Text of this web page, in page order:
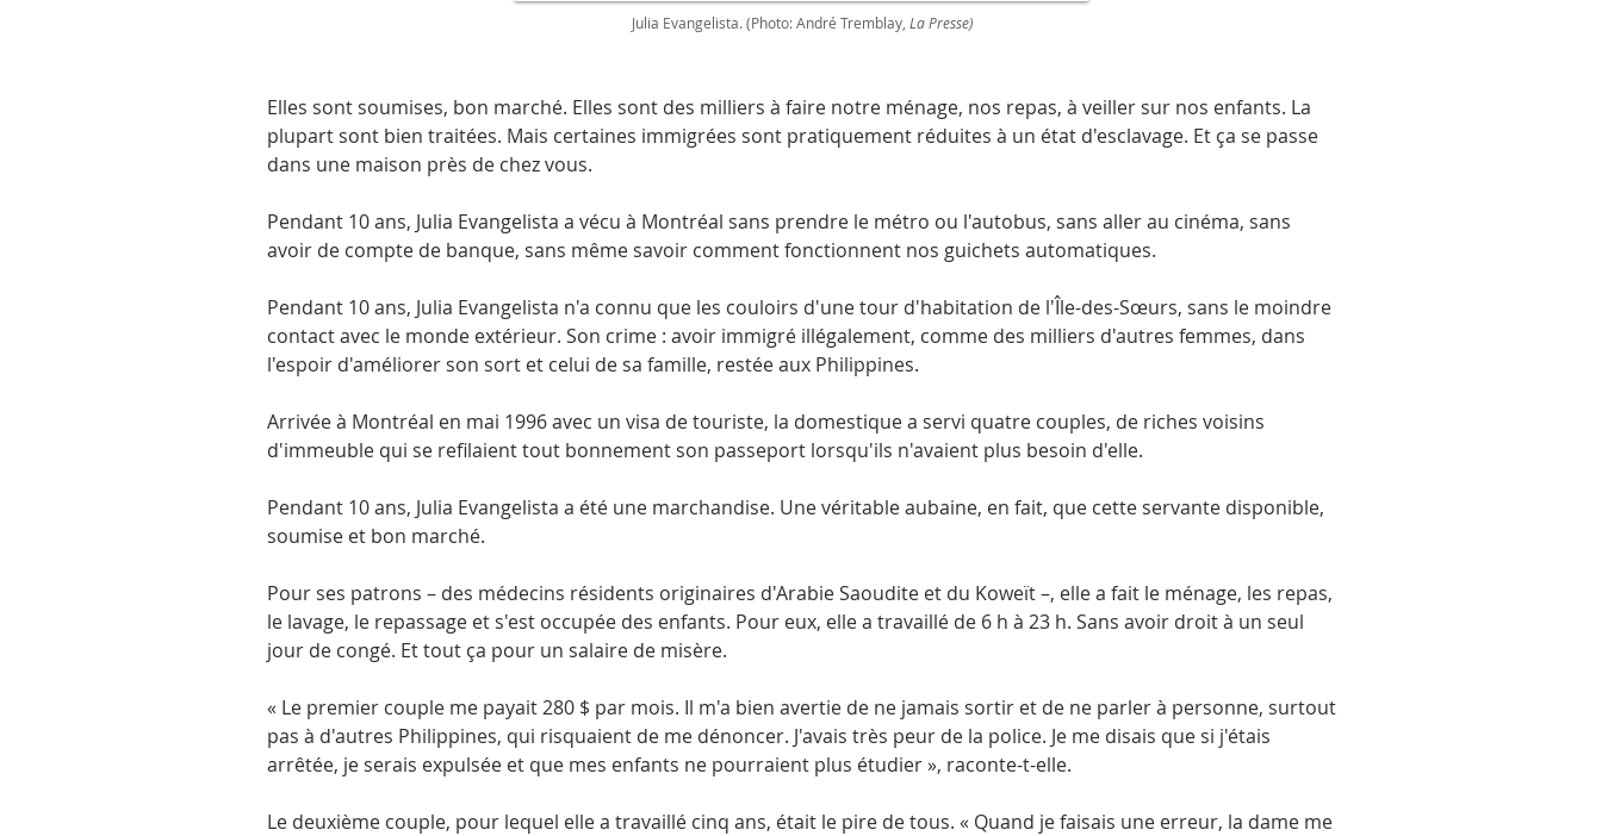
Julia Evangelista. (Photo: André Tremblay, La Presse)
Elles sont soumises, bon marché. Elles sont des milliers à faire notre ménage, nos repas, à veiller sur nos enfants. La
plupart sont bien traitées. Mais certaines immigrées sont pratiquement réduites à un état d'esclavage. Et ça se passe
dans une maison près de chez vous.
Pendant 10 ans, Julia Evangelista a vécu à Montréal sans prendre le métro ou l'autobus, sans aller au cinéma, sans
avoir de compte de banque, sans même savoir comment fonctionnent nos guichets automatiques.
Pendant 10 ans, Julia Evangelista n'a connu que les couloirs d'une tour d'habitation de l'Île-des-Sœurs, sans le moindre
contact avec le monde extérieur. Son crime : avoir immigré illégalement, comme des milliers d'autres femmes, dans
l'espoir d'améliorer son sort et celui de sa famille, restée aux Philippines.
Arrivée à Montréal en mai 1996 avec un visa de touriste, la domestique a servi quatre couples, de riches voisins
d'immeuble qui se refilaient tout bonnement son passeport lorsqu'ils n'avaient plus besoin d'elle.
Pendant 10 ans, Julia Evangelista a été une marchandise. Une véritable aubaine, en fait, que cette servante disponible,
soumise et bon marché.
Pour ses patrons – des médecins résidents originaires d'Arabie Saoudite et du Koweït –, elle a fait le ménage, les repas,
le lavage, le repassage et s'est occupée des enfants. Pour eux, elle a travaillé de 6 h à 23 h. Sans avoir droit à un seul
jour de congé. Et tout ça pour un salaire de misère.
« Le premier couple me payait 280 $ par mois. Il m'a bien avertie de ne jamais sortir et de ne parler à personne, surtout
pas à d'autres Philippines, qui risquaient de me dénoncer. J'avais très peur de la police. Je me disais que si j'étais
arrêtée, je serais expulsée et que mes enfants ne pourraient plus étudier », raconte-t-elle.
Le deuxième couple, pour lequel elle a travaillé cinq ans, était le pire de tous. « Quand je faisais une erreur, la dame me